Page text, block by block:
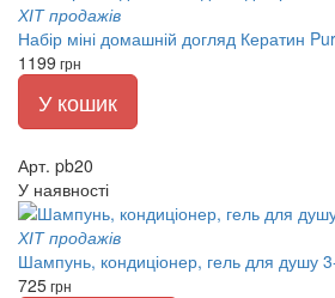
ХІТ продажів
Набір міні домашній догляд Кератин
1199 грн
У кошик
Арт. pb20
У наявності
ХІТ продажів
Шампунь, кондиціонер, гель для душу
725грн